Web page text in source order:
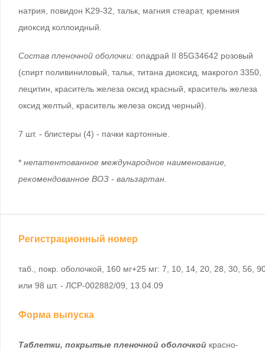
натрия, повидон K29-32, тальк, магния стеарат, кремния
диоксид коллоидный.
Состав пленочной оболочки: опадрай II 85G34642 розовый
(спирт поливиниловый, тальк, титана диоксид, макрогол 3350,
лецитин, краситель железа оксид красный, краситель железа
оксид желтый, краситель железа оксид черный).
7 шт. - блистеры (4) - пачки картонные.
* непатентованное международное наименование,
рекомендованное ВОЗ - вальзартан.
Регистрационный номер
таб., покр. оболочкой, 160 мг+25 мг: 7, 10, 14, 20, 28, 30, 56,
или 98 шт. - ЛСР-002882/09, 13.04.09
Форма выпуска
Таблетки, покрытые пленочной оболочкой красно-